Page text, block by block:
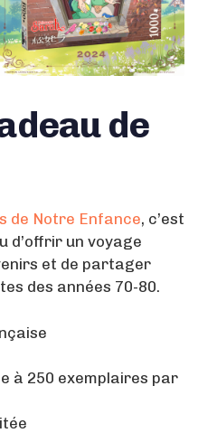
de
de Notre Enfance, c’est
d’offrir un voyage
et de partager
des années 70-80.
à 250 exemplaires par